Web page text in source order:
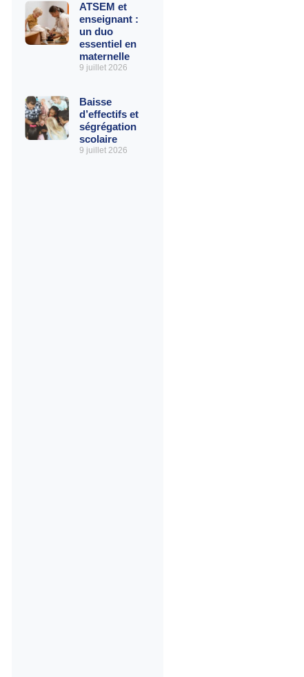
ATSEM et
enseignant :
un duo
essentiel en
maternelle
9 juillet 2026
Baisse
d’effectifs et
ségrégation
scolaire
9 juillet 2026